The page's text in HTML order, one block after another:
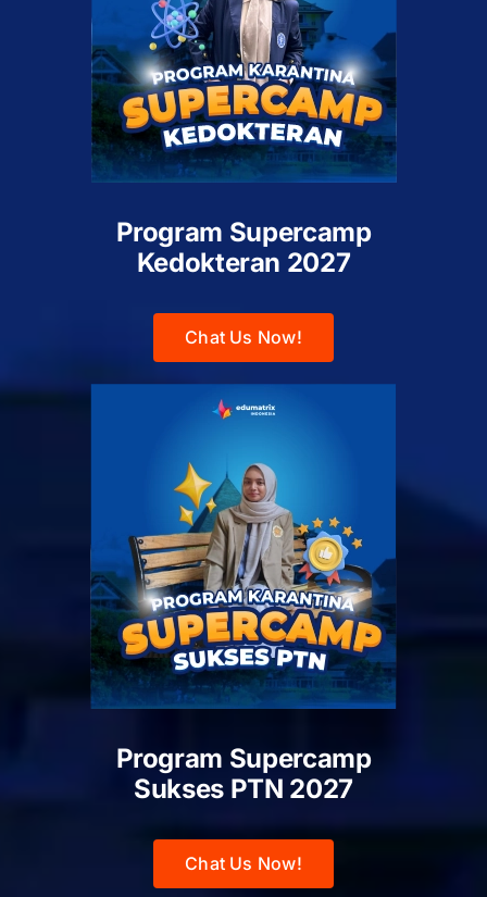
Program Supercamp
Kedokteran 2027
Chat Us Now!
Program Supercamp
Sukses PTN 2027
Chat Us Now!